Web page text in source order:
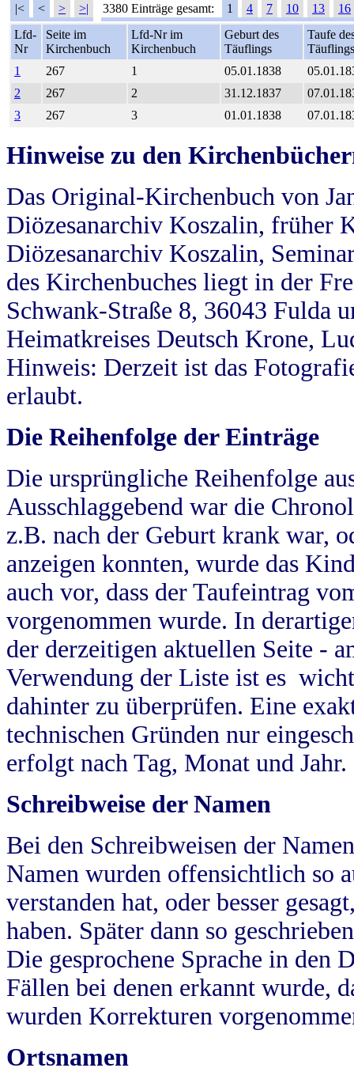
|< < > >| 3380 Einträge gesamt: 1 4 7 10 13
16
Lfd-
Nr
Seite im
Kirchenbuch
Lfd-Nr im
Kirchenbuch
Geburt des
Täuflings
Taufe
Täuflings
1
267 1 05.01.1838
2
267 2 31.12.1837
3
267 3 01.01.1838
Hinweise zu den
Das Original-Kirchenbuch von
Diözesanarchiv Koszalin, früher
Diözesanarchiv Koszalin,
des Kirchenbuches liegt in der
Schwank-Straße 8, 36043 Fulda
Heimatkreises Deutsch Krone,
Hinweis: Derzeit ist das
erlaubt.
Die Reihenfolge der Einträge
Die ursprüngliche Reihenfolge
Ausschlaggebend war die
z.B. nach der Geburt krank war,
anzeigen konnten, wurde das
auch vor, dass der Taufeintrag
vorgenommen wurde. In
der derzeitigen aktuellen Seite -
Verwendung der Liste ist es
dahinter zu überprüfen. Eine
technischen Gründen nur
erfolgt nach Tag, Monat und Jahr.
Schreibweise der Namen
Bei den Schreibweisen der
Namen wurden offensichtlich so
verstanden hat, oder besser
haben. Später dann so
Die gesprochene Sprache in
Fällen bei denen erkannt wurde,
wurden Korrekturen
Ortsnamen